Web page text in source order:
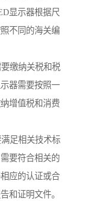
显示器根据尺
不同的海关编
缴纳关税和税
器需要按照一
增值税和消费
足相关技术标
要符合相关的
应的认证或合
和证明文件。